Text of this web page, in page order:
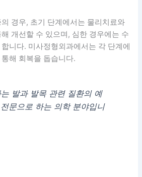
경우, 초기 단계에서는 물리치료와
개선할 수 있으며, 심한 경우에는 수
니다. 미사정형외과에서는 각 단계에
해 회복을 돕습니다.
발과 발목 관련 질환의 예
문으로 하는 의학 분야입니